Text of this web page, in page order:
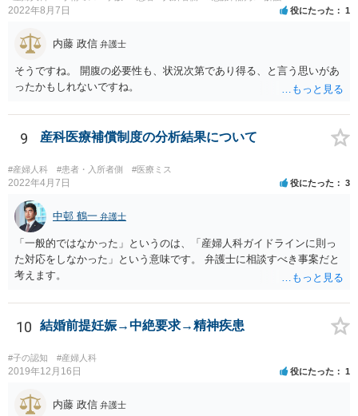
2022年8月7日 役にたった 1
内藤 政信 弁護士
そうですね。 開腹の必要性も、状況次第であり得る、と言う思いがあ
ったかもしれないですね。
9 産科医療補償制度の分析結果について
#産婦人科 #患者・入所者側 #医療ミス
2022年4月7日 役にたった 3
中邨 鶴一 弁護士
「一般的ではなかった」というのは、「産婦人科ガイドラインに則っ
た対応をしなかった」という意味です。 弁護士に相談すべき事案だと
考えます。
10 結婚前提妊娠→中絶要求→精神疾患
#子の認知 #産婦人科
2019年12月16日 役にたった 1
内藤 政信 弁護士